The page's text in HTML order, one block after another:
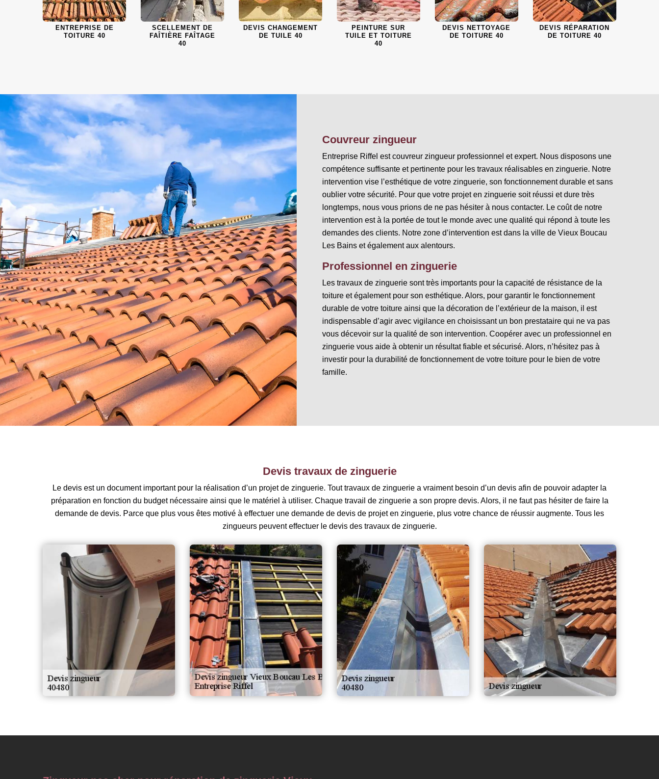
ENTREPRISE DE
TOITURE 40
SCELLEMENT DE
FAÎTIÈRE FAÎTAGE
40
DEVIS CHANGEMENT
DE TUILE 40
PEINTURE SUR
TUILE ET TOITURE
40
DEVIS NETTOYAGE
DE TOITURE 40
DEVIS RÉPARATION
DE TOITURE 40
Couvreur zingueur
Entreprise Riffel est couvreur zingueur professionnel et expert. Nous disposons une
compétence suffisante et pertinente pour les travaux réalisables en zinguerie. Notre
intervention vise l’esthétique de votre zinguerie, son fonctionnement durable et sans
oublier votre sécurité. Pour que votre projet en zinguerie soit réussi et dure très
longtemps, nous vous prions de ne pas hésiter à nous contacter. Le coût de notre
intervention est à la portée de tout le monde avec une qualité qui répond à toute les
demandes des clients. Notre zone d’intervention est dans la ville de Vieux Boucau
Les Bains et également aux alentours.
Professionnel en zinguerie
Les travaux de zinguerie sont très importants pour la capacité de résistance de la
toiture et également pour son esthétique. Alors, pour garantir le fonctionnement
durable de votre toiture ainsi que la décoration de l’extérieur de la maison, il est
indispensable d’agir avec vigilance en choisissant un bon prestataire qui ne va pas
vous décevoir sur la qualité de son intervention. Coopérer avec un professionnel en
zinguerie vous aide à obtenir un résultat fiable et sécurisé. Alors, n’hésitez pas à
investir pour la durabilité de fonctionnement de votre toiture pour le bien de votre
famille.
Devis travaux de zinguerie
Le devis est un document important pour la réalisation d’un projet de zinguerie. Tout travaux de zinguerie a vraiment besoin d’un devis afin de pouvoir adapter la
préparation en fonction du budget nécessaire ainsi que le matériel à utiliser. Chaque travail de zinguerie a son propre devis. Alors, il ne faut pas hésiter de faire la
demande de devis. Parce que plus vous êtes motivé à effectuer une demande de devis de projet en zinguerie, plus votre chance de réussir augmente. Tous les
zingueurs peuvent effectuer le devis des travaux de zinguerie.